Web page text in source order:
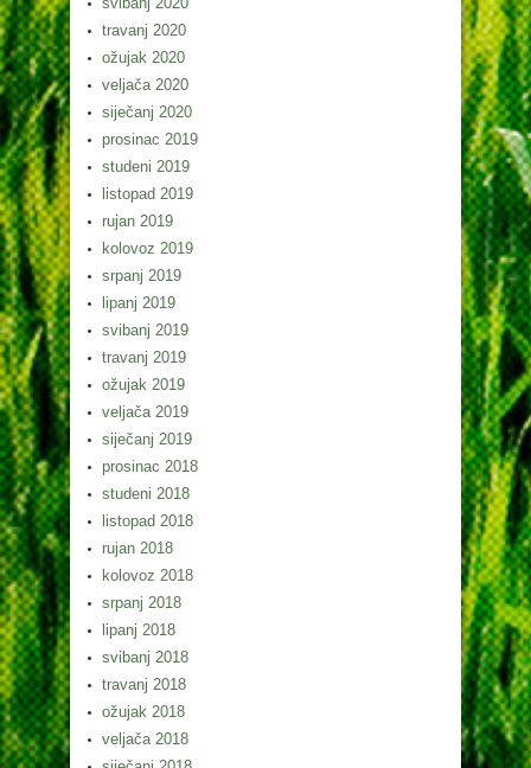
travanj 2020
ožujak 2020
veljača 2020
siječanj 2020
prosinac 2019
studeni 2019
listopad 2019
rujan 2019
kolovoz 2019
srpanj 2019
lipanj 2019
svibanj 2019
travanj 2019
ožujak 2019
veljača 2019
siječanj 2019
prosinac 2018
studeni 2018
listopad 2018
rujan 2018
kolovoz 2018
srpanj 2018
lipanj 2018
svibanj 2018
travanj 2018
ožujak 2018
veljača 2018